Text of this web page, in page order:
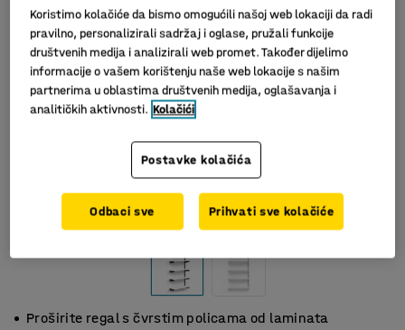
Slični proizvodi
Proširite regal s čvrstim policama od laminata
Koristimo kolačiće da bismo omogućili našoj web lokaciji da radi
pravilno, personalizirali sadržaj i oglase, pružali funkcije
društvenih medija i analizirali web promet. Također dijelimo
informacije o vašem korištenju naše web lokacije s našim
partnerima u oblastima društvenih medija, oglašavanja i
analitičkih aktivnosti. Kolačići
Postavke kolačića
Odbaci sve Prihvati sve kolačiće